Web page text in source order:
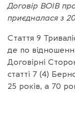
Договір ВОІВ
приєдналася з
Стаття 9
де по
Договірні
статті 7 (4)
25 років, а 70